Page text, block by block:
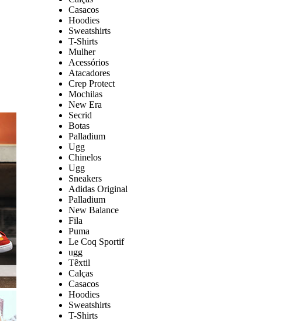
Casacos
Hoodies
Sweatshirts
T-Shirts
Mulher
Acessórios
Atacadores
Crep Protect
Mochilas
New Era
Secrid
Botas
Palladium
Ugg
Chinelos
Ugg
Sneakers
Adidas Original
Palladium
New Balance
Fila
Puma
Le Coq Sportif
ugg
Têxtil
Calças
Casacos
Hoodies
Sweatshirts
T-Shirts